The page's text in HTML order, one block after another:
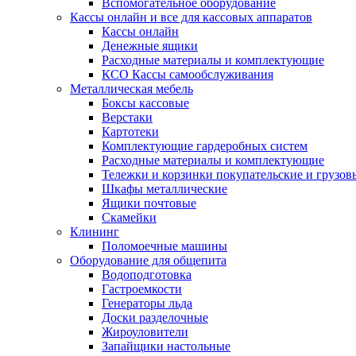
Вспомогательное оборудование
Кассы онлайн и все для кассовых аппаратов
Кассы онлайн
Денежные ящики
Расходные материалы и комплектующие
КСО Кассы самообслуживания
Металлическая мебель
Боксы кассовые
Верстаки
Картотеки
Комплектующие гардеробных систем
Расходные материалы и комплектующие
Тележки и корзинки покупательские и
Шкафы металлические
Ящики почтовые
Скамейки
Клининг
Поломоечные машины
Оборудование для общепита
Водоподготовка
Гастроемкости
Генераторы льда
Доски разделочные
Жироуловители
Запайщики настольные